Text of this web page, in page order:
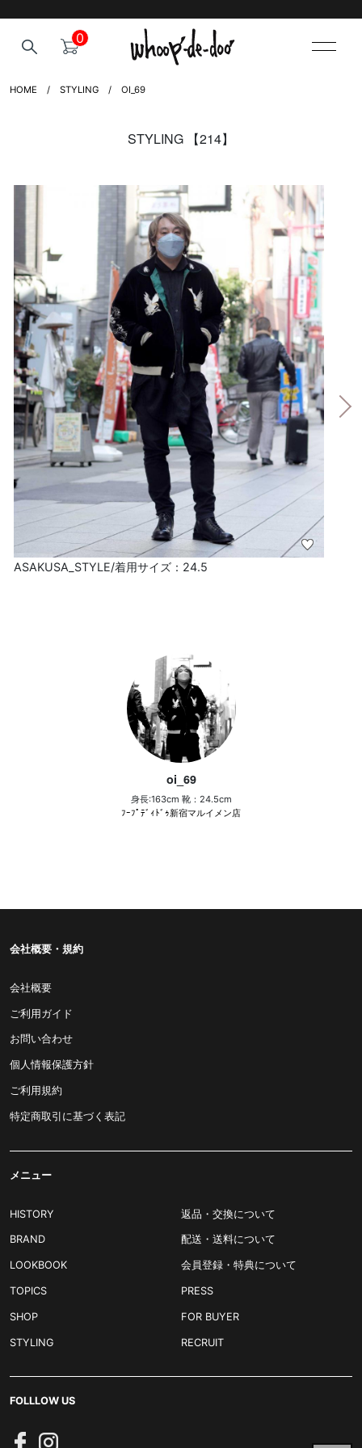
0
HOME STYLING OI_69
STYLING 【214】
ASAKUSA_STYLE/着用サイズ：24.5
oi_69
身長:163cm 靴：24.5cm
ﾌｰﾌﾟﾃﾞｨﾄﾞｩ新宿マルイメン店
会社概要・規約
会社概要
ご利用ガイド
お問い合わせ
個人情報保護方針
ご利用規約
特定商取引に基づく表記
メニュー
HISTORY
BRAND
LOOKBOOK
TOPICS
SHOP
STYLING
返品・交換について
配送・送料について
会員登録・特典について
PRESS
FOR BUYER
RECRUIT
FOLLLOW US